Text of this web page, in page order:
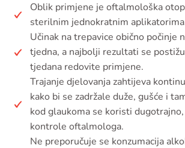
Oblik primjene je oftalmološka
sterilnim jednokratnim
Učinak na trepavice obično počinje
tjedna, a najbolji rezultati se
tjedana redovite primjene.
Trajanje djelovanja zahtijeva
kako bi se zadržale duže, gušće i
kod glaukoma se koristi
kontrole oftalmologa.
Ne preporučuje se konzumacija